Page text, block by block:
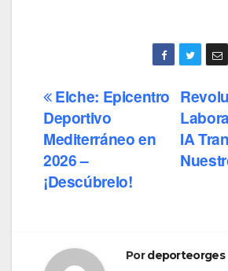
Navegación
de
entradas
IA
Elche: Epicentro
Deportivo
Mediterráneo en
2026 –
¡Descúbrelo!
Pordeporteorges